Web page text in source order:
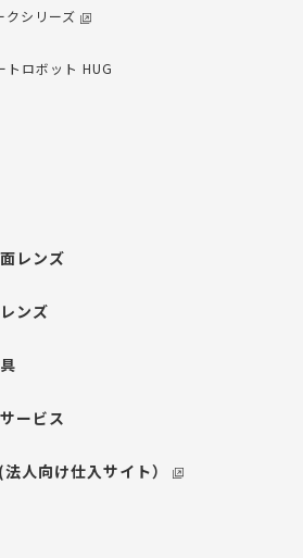
クシリーズ
トロボット HUG
レンズ
ンズ
ービス
人向け仕入サイト）